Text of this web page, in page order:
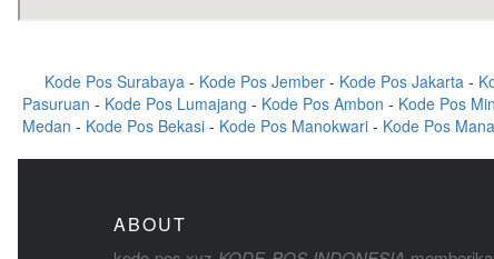
Kode Pos Surabaya - Kode Pos Jember - Kode Pos Jakarta -
Pasuruan - Kode Pos Lumajang - Kode Pos Ambon - Kode Pos
Medan - Kode Pos Bekasi - Kode Pos Manokwari - Kode Pos
ABOUT